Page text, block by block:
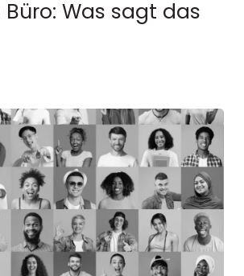
Büro: Was sagt das